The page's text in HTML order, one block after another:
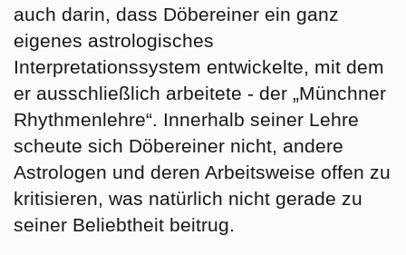
auch darin, dass Döbereiner ein ganz
eigenes astrologisches
Interpretationssystem entwickelte, mit dem
er ausschließlich arbeitete - der „Münchner
Rhythmenlehre“. Innerhalb seiner Lehre
scheute sich Döbereiner nicht, andere
Astrologen und deren Arbeitsweise offen zu
kritisieren, was natürlich nicht gerade zu
seiner Beliebtheit beitrug.